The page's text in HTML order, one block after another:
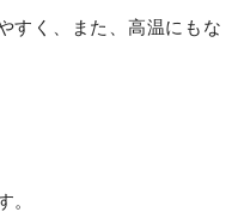
すく、また、高温にもな
。